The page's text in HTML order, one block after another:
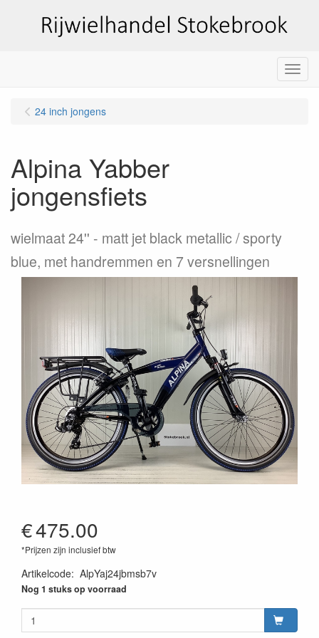
Menu
24 inch jongens
Alpina Yabber
jongensfiets
wielmaat 24''
matt jet black metallic / sporty
blue, met handremmen en 7 versnellingen
€475.00
*Prijzen zijn inclusief btw
Artikelcode: AlpYaj24jbmsb7v
Nog 1 stuks op voorraad